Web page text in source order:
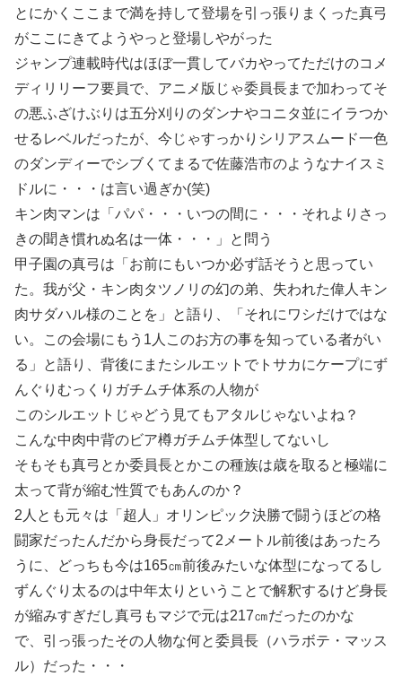
とにかくここまで満を持して登場を引っ張りまくった真弓
がここにきてようやっと登場しやがった
ジャンプ連載時代はほぼ一貫してバカやってただけのコメ
ディリリーフ要員で、アニメ版じゃ委員長まで加わってそ
の悪ふざけぶりは五分刈りのダンナやコニタ並にイラつか
せるレベルだったが、今じゃすっかりシリアスムード一色
のダンディーでシブくてまるで佐藤浩市のようなナイスミ
ドルに・・・は言い過ぎか(笑)
キン肉マンは「パパ・・・いつの間に・・・それよりさっ
きの聞き慣れぬ名は一体・・・」と問う
甲子園の真弓は「お前にもいつか必ず話そうと思ってい
た。我が父・キン肉タツノリの幻の弟、失われた偉人キン
肉サダハル様のことを」と語り、「それにワシだけではな
い。この会場にもう1人このお方の事を知っている者がい
る」と語り、背後にまたシルエットでトサカにケープにず
んぐりむっくりガチムチ体系の人物が
このシルエットじゃどう見てもアタルじゃないよね？
こんな中肉中背のビア樽ガチムチ体型してないし
そもそも真弓とか委員長とかこの種族は歳を取ると極端に
太って背が縮む性質でもあんのか？
2人とも元々は「超人」オリンピック決勝で闘うほどの格
闘家だったんだから身長だって2メートル前後はあったろ
うに、どっちも今は165㎝前後みたいな体型になってるし
ずんぐり太るのは中年太りということで解釈するけど身長
が縮みすぎだし真弓もマジで元は217㎝だったのかな
で、引っ張ったその人物な何と委員長（ハラボテ・マッス
ル）だった・・・